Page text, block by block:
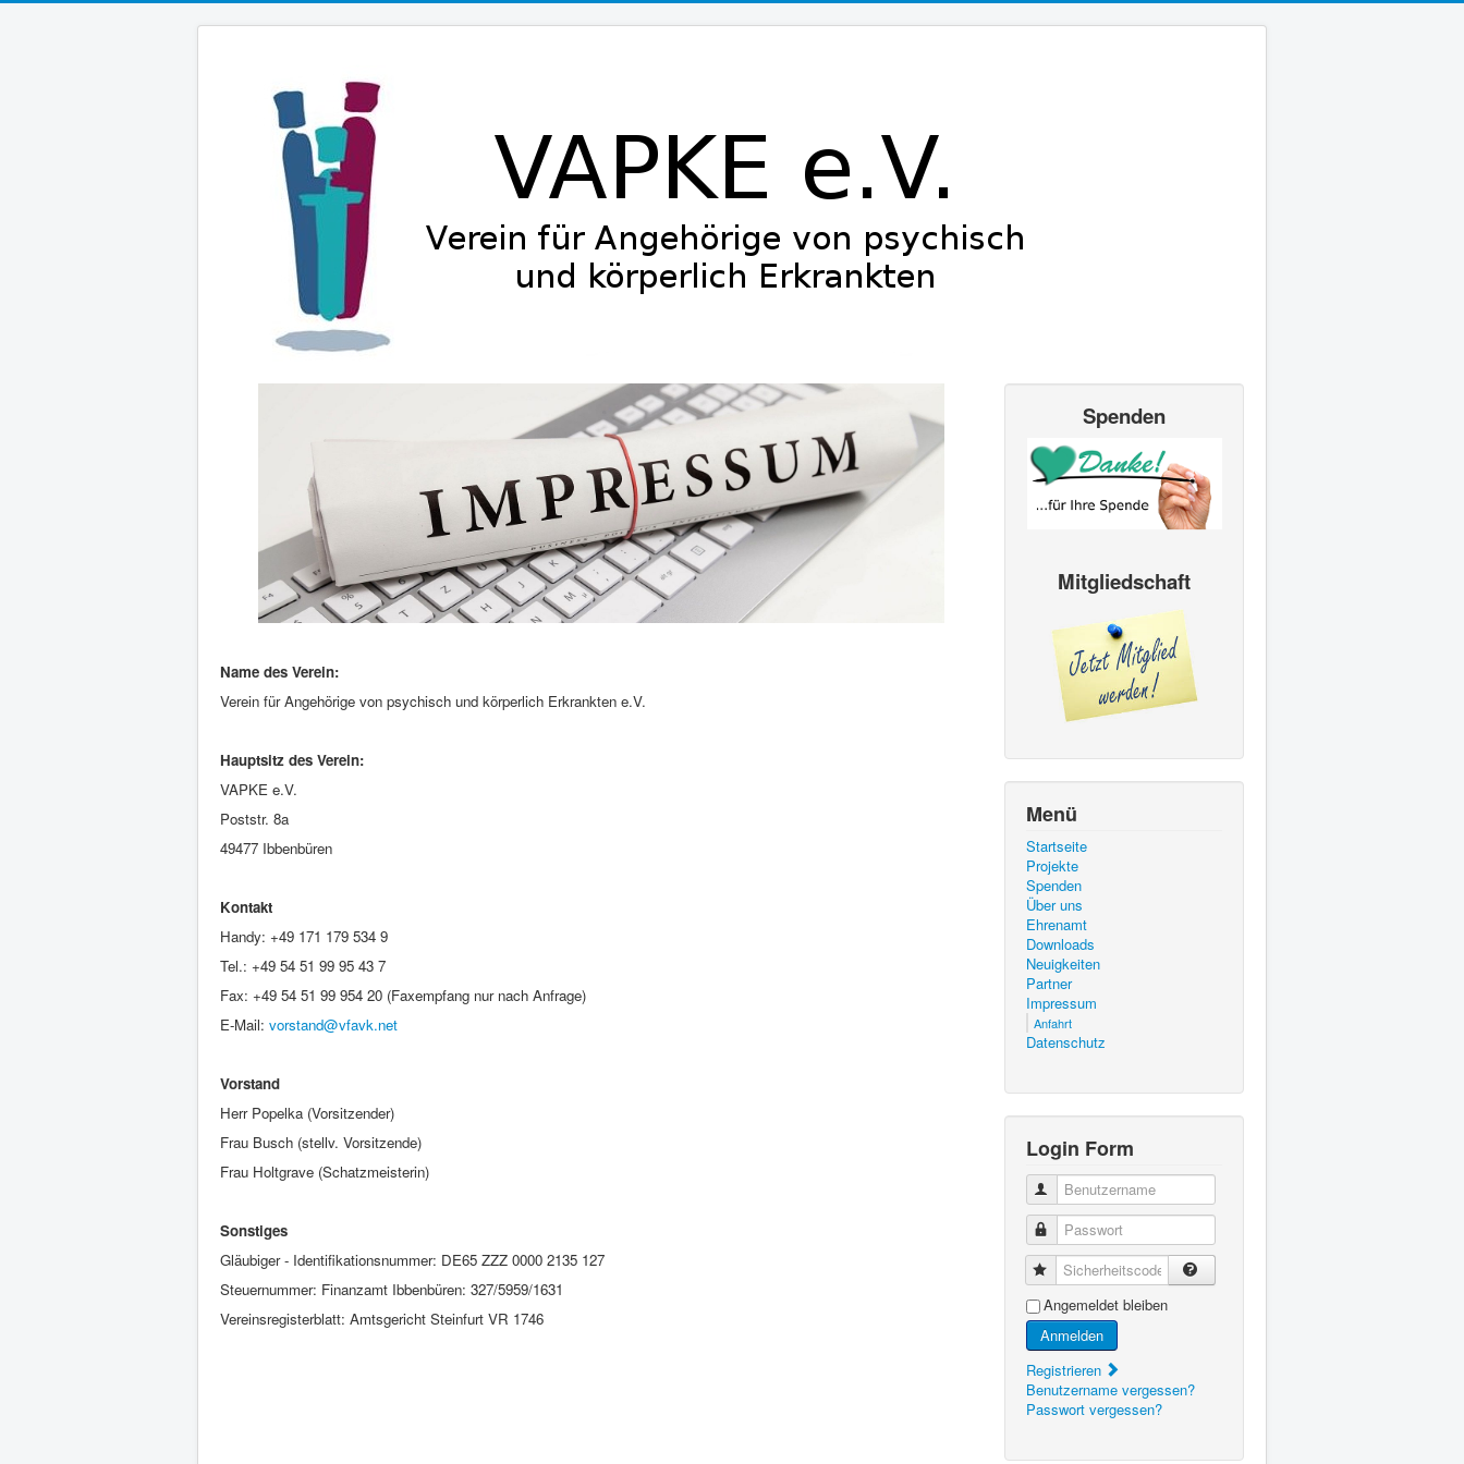
Name des Verein:
Verein für Angehörige von psychisch und körperlich Erkrankten e.V.
Hauptsitz des Verein:
VAPKE e.V.
Poststr. 8a
49477 Ibbenbüren
Kontakt
Handy: +49 171 179 534 9
Tel.: +49 54 51 99 95 43 7
Fax: +49 54 51 99 954 20 (Faxempfang nur nach Anfrage)
E-Mail: vorstand@vfavk.net
Vorstand
Herr Popelka (Vorsitzender)
Frau Busch (stellv. Vorsitzende)
Frau Holtgrave (Schatzmeisterin)
Sonstiges
Gläubiger - Identifikationsnummer: DE65 ZZZ 0000 2135 127
Steuernummer: Finanzamt Ibbenbüren: 327/5959/1631
Vereinsregisterblatt: Amtsgericht Steinfurt VR 1746
Spenden
Mitgliedschaft
Menü
Startseite
Projekte
Spenden
Über uns
Ehrenamt
Downloads
Neuigkeiten
Partner
Impressum
Anfahrt
Datenschutz
Login Form
Benutzername
Passwort
Sicherheitscode
Angemeldet bleiben
Anmelden
Registrieren
Benutzername vergessen?
Passwort vergessen?